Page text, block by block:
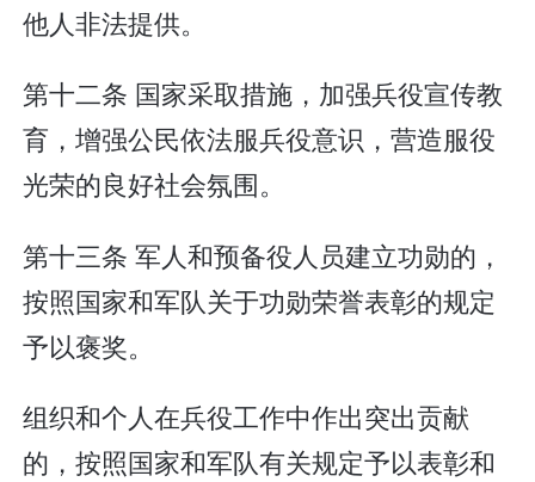
他人非法提供。
第十二条 国家采取措施，加强兵役宣传教
育，增强公民依法服兵役意识，营造服役
光荣的良好社会氛围。
第十三条 军人和预备役人员建立功勋的，
按照国家和军队关于功勋荣誉表彰的规定
予以褒奖。
组织和个人在兵役工作中作出突出贡献
的，按照国家和军队有关规定予以表彰和